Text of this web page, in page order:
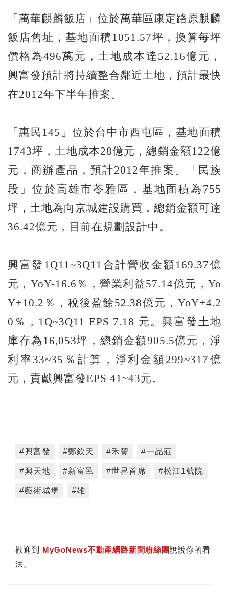
「萬華麒麟飯店」位於萬華區康定路原麒麟
飯店舊址，基地面積1051.57坪，換算每坪
價格為496萬元，土地成本達52.16億元，
興富發預計將持續整合鄰近土地，預計最快
在2012年下半年推案。
「惠民145」位於台中市西屯區，基地面積
1743坪，土地成本28億元，總銷金額122億
元，商辦產品，預計2012年推案。「民族
段」位於高雄市苓雅區，基地面積為755
坪，土地為向京城建設購買，總銷金額可達
36.42億元，目前在規劃設計中。
興富發1Q11~3Q11合計營收金額169.37億
元，YoY-16.6％，營業利益57.14億元，Yo
Y+10.2％，稅後盈餘52.38億元，YoY+4.2
0％，1Q~3Q11 EPS 7.18 元。興富發土地
庫存為16,053坪，總銷金額905.5億元，淨
利率33~35％計算，淨利金額299~317億
元，貢獻興富發EPS 41~43元。
#興富發 #鄭欽天 #禾豐 #一品莊
#興天地 #新富邑 #世界首席 #松江1號院
#藝術城堡 #雄
歡迎到 MyGoNews不動產網路新聞粉絲團說說你的看
法。